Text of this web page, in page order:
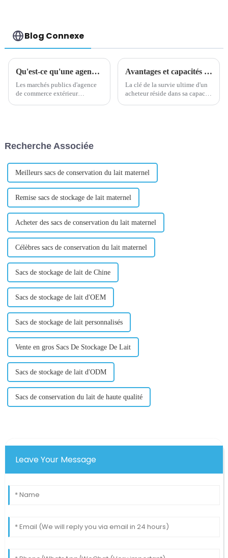
Blog Connexe
Qu'est-ce qu'une agence d'achat de commerce extérieur
Les marchés publics d'agence
de commerce extérieur
international l'achat des
Avantages et capacités des agents d'achat
La clé de la survie ultime d'un
acheteur réside dans sa capacité
Recherche Associée
Meilleurs sacs de conservation du lait maternel
Remise sacs de stockage de lait maternel
Acheter des sacs de conservation du lait maternel
Célèbres sacs de conservation du lait maternel
Sacs de stockage de lait de Chine
Sacs de stockage de lait d'OEM
Sacs de stockage de lait personnalisés
Vente en gros Sacs De Stockage De Lait
Sacs de stockage de lait d'ODM
Sacs de conservation du lait de haute qualité
Leave Your Message